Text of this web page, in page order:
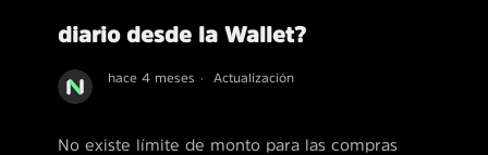
diario desde la Wallet?
hace 4 meses Actualización
No existe límite de monto para las compras